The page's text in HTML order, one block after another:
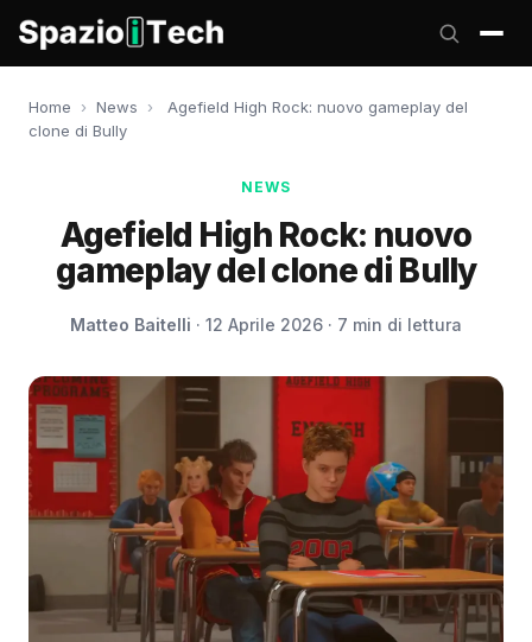
Home › News ›
Agefield High Rock: nuovo gameplay del
clone di Bully
NEWS
Agefield High Rock: nuovo
gameplay del clone di Bully
Matteo Baitelli · 12 Aprile 2026 · 7 min di lettura